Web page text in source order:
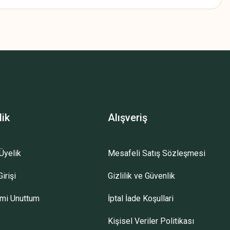
Unuttum
Alışveriş
Mesafeli Satış Sözleşmesi
Gizlilik ve Güvenlik
İptal İade Koşullari
Kişisel Veriler Politikası